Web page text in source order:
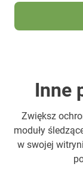
Inne
Zwiększ
moduły
w swojej